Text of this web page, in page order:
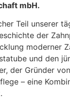
mbH.
Teil unserer
der
moderner
und den
der Gründer
– eine